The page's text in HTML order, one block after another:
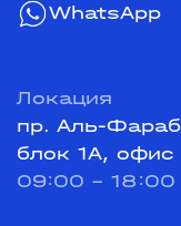
WhatsApp
Локация
пр. Аль-
блок 1А, офис
09:00 - 18:00